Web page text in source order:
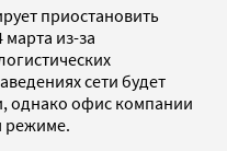
приостановить
марта из-за
сети будет
однако офис компании
режиме.